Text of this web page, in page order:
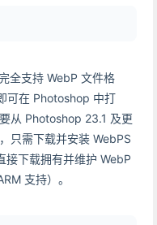
全支持 WebP 文件格
可在 Photoshop 中打
从 Photoshop 23.1 及更
只需下载并安装 WebPS
接下载拥有并维护 WebP
支持）。